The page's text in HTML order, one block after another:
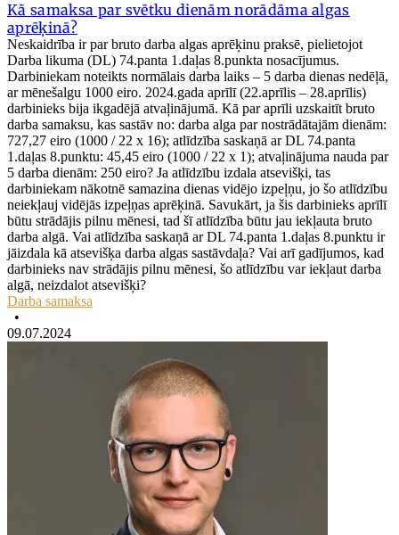
Kā samaksa par svētku dienām norādāma algas
aprēķinā?
Neskaidrība ir par bruto darba algas aprēķinu praksē, pielietojot
Darba likuma (DL) 74.panta 1.daļas 8.punkta nosacījumus.
Darbiniekam noteikts normālais darba laiks – 5 darba dienas nedēļā,
ar mēnešalgu 1000 eiro. 2024.gada aprīlī (22.aprīlis – 28.aprīlis)
darbinieks bija ikgadējā atvaļinājumā. Kā par aprīli uzskaitīt bruto
darba samaksu, kas sastāv no: darba alga par nostrādātajām dienām:
727,27 eiro (1000 / 22 x 16); atlīdzība saskaņā ar DL 74.panta
1.daļas 8.punktu: 45,45 eiro (1000 / 22 x 1); atvaļinājuma nauda par
5 darba dienām: 250 eiro? Ja atlīdzību izdala atsevišķi, tas
darbiniekam nākotnē samazina dienas vidējo izpeļņu, jo šo atlīdzību
neiekļauj vidējās izpeļņas aprēķinā. Savukārt, ja šis darbinieks aprīlī
būtu strādājis pilnu mēnesi, tad šī atlīdzība būtu jau iekļauta bruto
darba algā. Vai atlīdzība saskaņā ar DL 74.panta 1.daļas 8.punktu ir
jāizdala kā atsevišķa darba algas sastāvdaļa? Vai arī gadījumos, kad
darbinieks nav strādājis pilnu mēnesi, šo atlīdzību var iekļaut darba
algā, neizdalot atsevišķi?
Darba samaksa
•
09.07.2024